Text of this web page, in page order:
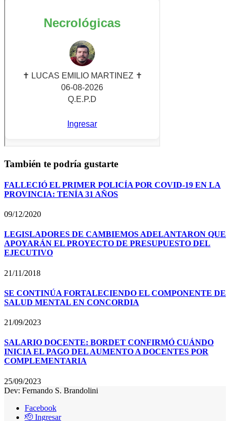
También te podría gustarte
FALLECIÓ EL PRIMER POLICÍA POR COVID-19 EN LA
PROVINCIA: TENÍA 31 AÑOS
09/12/2020
LEGISLADORES DE CAMBIEMOS ADELANTARON QUE
APOYARÁN EL PROYECTO DE PRESUPUESTO DEL
EJECUTIVO
21/11/2018
SE CONTINÚA FORTALECIENDO EL COMPONENTE DE
SALUD MENTAL EN CONCORDIA
21/09/2023
SALARIO DOCENTE: BORDET CONFIRMÓ CUÁNDO
INICIA EL PAGO DEL AUMENTO A DOCENTES POR
COMPLEMENTARIA
25/09/2023
Dev: Fernando S. Brandolini
Facebook
🫡 Ingresar